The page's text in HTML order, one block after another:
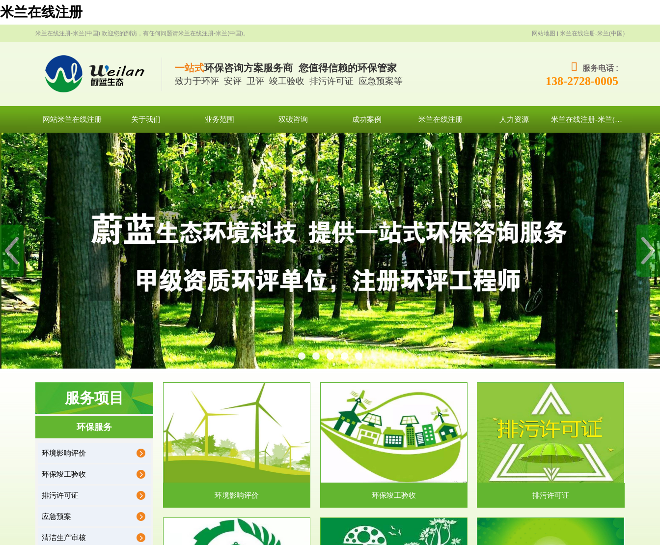
米兰在线注册
米兰在线注册-米兰(中国) 欢迎您的到访，有任何问题请米兰在线注册-米兰(中国)。 网站地图 米兰在线注册-米兰(中国)
一站式环保咨询方案服务商 您值得信赖的环保管家
致力于环评 安评 卫评 竣工验收 排污许可证 应急预案等
服务电话 :
138-2728-0005
网站米兰在线注册 关于我们 业务范围 双碳咨询 成功案例 米兰在线注册 人力资源 米兰在线注册-米兰(中国)
服务项目
环保服务
环境影响评价
环保竣工验收
排污许可证
应急预案
清洁生产审核
服务范围
环境影响评价
据《中华人民共和国环境保护法》第十九条 编制
有关开发利用规划，建...
环境影响评价
服务范围
环保竣工验收
根据《建设项目环境保护管理条例》第十七条 编
制环境影响报告书、...
环保竣工验收
服务范围
排污许可证
排污许可申报咨询：（排污许可证）根据《中华
人民共和国环境保护法》...
排污许可证